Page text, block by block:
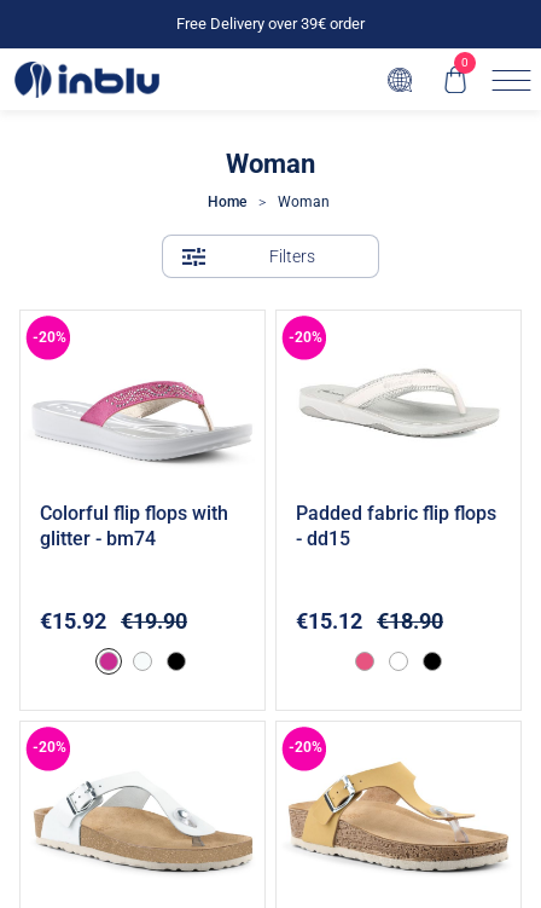
Free Delivery over 39€ order
filters
0
Woman
Home Woman
-20%
Add to cart
colorful flip flops with
glitter - bm74
€15.92 €19.90
-20%
Add to cart
padded fabric flip flops
- dd15
€15.12 €18.90
-20% -20%